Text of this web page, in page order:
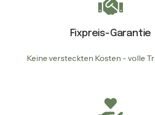
Fixpreis-Garantie
Keine versteckten Kosten - volle